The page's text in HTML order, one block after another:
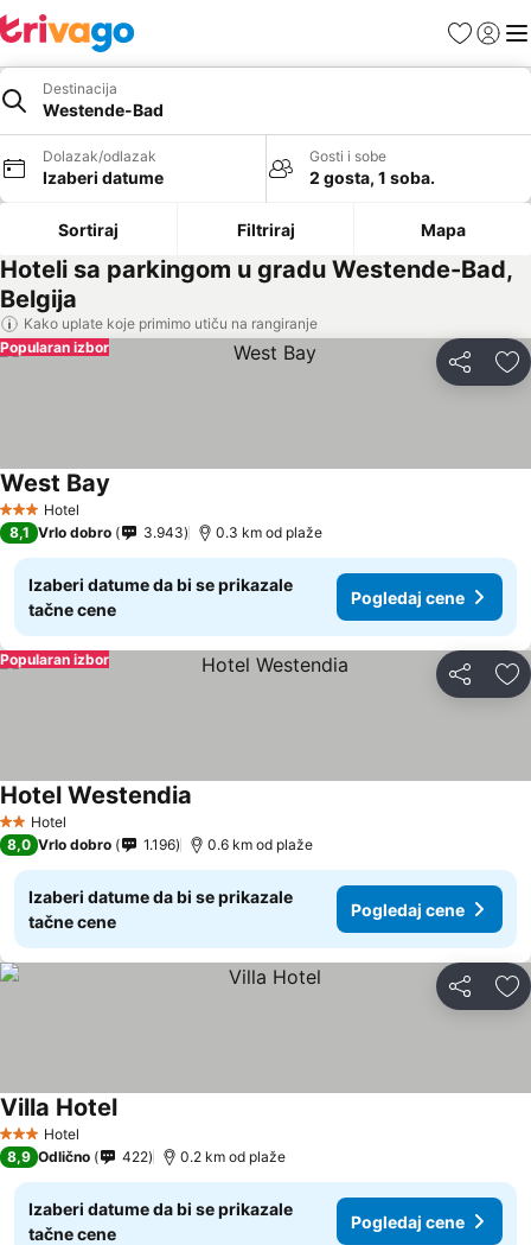
FavoritiPrijavi
Destinacija
Westende-Bad
Dolazak/odlazak
Izaberi datume
Gosti i sobe
2 gosta, 1 soba.
Sortiraj Filtriraj Mapa
Hoteli sa parkingom u gradu Westende-Bad,
Belgija
Kako uplate koje primimo utiču na rangiranje
Deli
Popularan izbor
3 Zvezdice
Hotel
West Bay
8,1 Vrlo dobro 3.943 0.3 km od plaže
Izaberi datume da bi se prikazale
tačne cene
Pogledaj cene
Deli
Popularan izbor
2 Zvezdice
Hotel
Hotel Westendia
8,0 Vrlo dobro 1.196 0.6 km od plaže
Izaberi datume da bi se prikazale
tačne cene
Pogledaj cene
Deli
3 Zvezdice
Hotel
Villa Hotel
8,9 Odlično 422 0.2 km od plaže
Izaberi datume da bi se prikazale
tačne cene
Pogledaj cene